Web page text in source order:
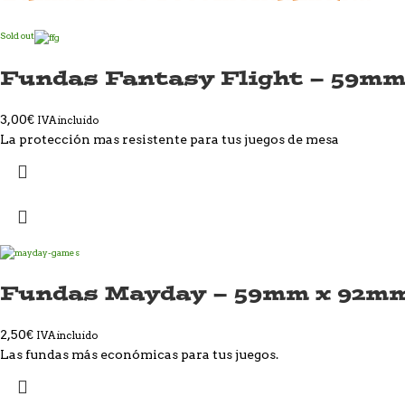
Sold out
Fundas Fantasy Flight –
3,00€ IVA incluido
La protección mas resistente para tus juegos de mesa
Fundas Mayday – 59mm x
2,50€ IVA incluido
Las fundas más económicas para tus juegos.